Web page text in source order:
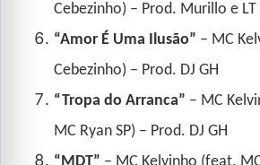
Cebezinho) – Prod. Murillo e
“Amor É Uma Ilusão” – MC
Cebezinho) – Prod. DJ GH
“Tropa do Arranca” – MC
MC Ryan SP) – Prod. DJ GH